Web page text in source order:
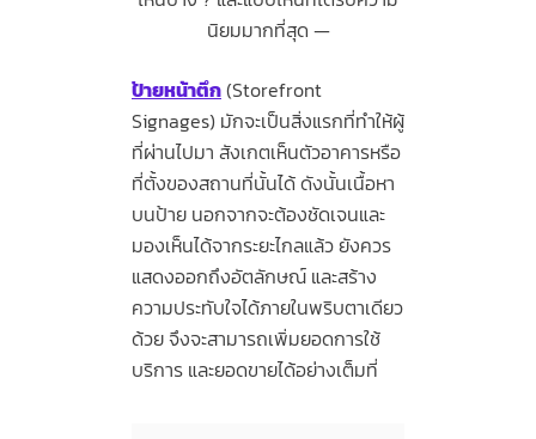
นิยมมากที่สุด
ป้ายหน้าตึก(Storefront
Signages) มักจะเป็นสิ่งแรกที่ทำให้ผู้
ที่ผ่านไปมา สังเกตเห็นตัวอาคารหรือ
ที่ตั้งของสถานที่นั้นได้ ดังนั้นเนื้อหา
บนป้าย นอกจากจะต้องชัดเจนและ
มองเห็นได้จากระยะไกลแล้ว ยังควร
แสดงออกถึงอัตลักษณ์ และสร้าง
ความประทับใจได้ภายในพริบตาเดียว
ด้วย จึงจะสามารถเพิ่มยอดการใช้
บริการ และยอดขายได้อย่างเต็มที่